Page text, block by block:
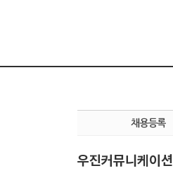
우진커뮤니케이션